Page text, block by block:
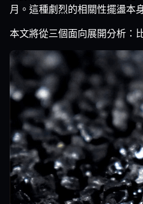
月。這種劇烈的相關性擺盪
本文將從三個面向展開分析：